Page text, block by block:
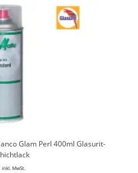
Glam Perl 400ml Glasurit-
inkl. MwSt.